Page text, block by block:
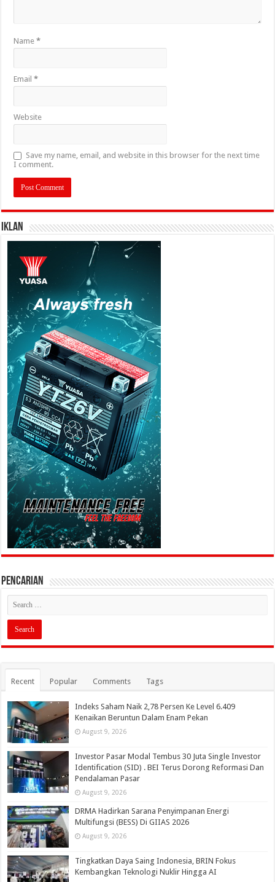
Name*
Email*
Website
Save my name, email, and website in this browser for the next time
I comment.
IKLAN
PENCARIAN
Recent Popular Comments Tags
Indeks Saham Naik 2,78 Persen Ke Level 6.409
Kenaikan Beruntun Dalam Enam Pekan
August 9, 2026
Investor Pasar Modal Tembus 30 Juta Single Investor
Identification (SID) . BEI Terus Dorong Reformasi Dan
Pendalaman Pasar
August 9, 2026
DRMA Hadirkan Sarana Penyimpanan Energi
Multifungsi (BESS) Di GIIAS 2026
August 9, 2026
Tingkatkan Daya Saing Indonesia, BRIN Fokus
Kembangkan Teknologi Nuklir Hingga AI